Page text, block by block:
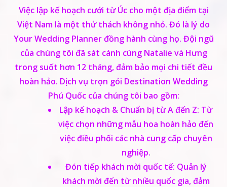
Việc lập kế hoạch cưới từ Úc cho một địa điểm tại
Việt Nam là một thử thách không nhỏ. Đó là lý do
Your Wedding Plannerđồng hành cùng họ. Đội ngũ
của chúng tôi đã sát cánh cùng Natalie và Hưng
trong suốt hơn 12 tháng, đảm bảo mọi chi tiết đều
hoàn hảo. Dịch vụ trọn gói Destination Wedding
Phú Quốc của chúng tôi bao gồm:
Lập kế hoạch & Chuẩn bị từ A đến Z: Từ
việc chọn những mẫu hoa hoàn hảo đến
việc điều phối các nhà cung cấp chuyên
nghiệp.
Đón tiếp khách mời quốc tế: Quản lý
khách mời đến từ nhiều quốc gia, đảm